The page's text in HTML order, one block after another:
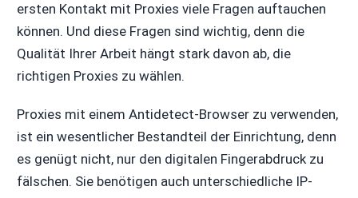
ersten Kontakt mit Proxies viele Fragen auftauchen
können. Und diese Fragen sind wichtig, denn die
Qualität Ihrer Arbeit hängt stark davon ab, die
richtigen Proxies zu wählen.
Proxies mit einem Antidetect-Browser zu verwenden,
ist ein wesentlicher Bestandteil der Einrichtung, denn
es genügt nicht, nur den digitalen Fingerabdruck zu
fälschen. Sie benötigen auch unterschiedliche IP-